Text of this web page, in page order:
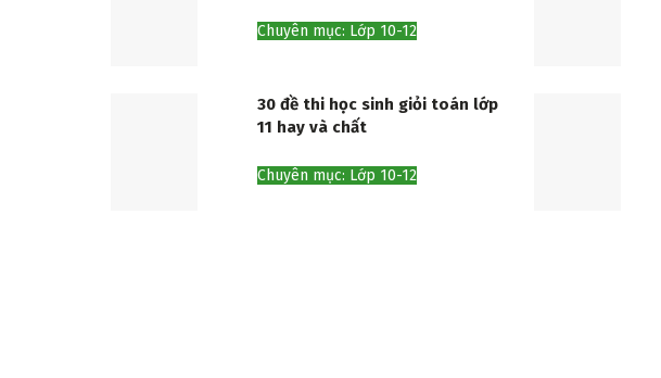
Chuyên mục: Lớp 10-12
30 đề thi học sinh giỏi toán lớp
11 hay và chất
Chuyên mục: Lớp 10-12